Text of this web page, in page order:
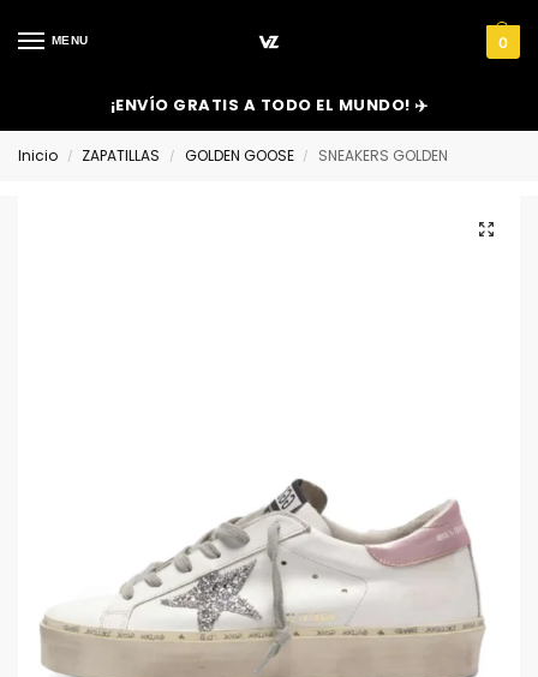
MENU 0
¡ENVÍO GRATIS A TODO EL MUNDO! ✈️
Inicio / ZAPATILLAS / GOLDEN GOOSE / SNEAKERS GOLDEN